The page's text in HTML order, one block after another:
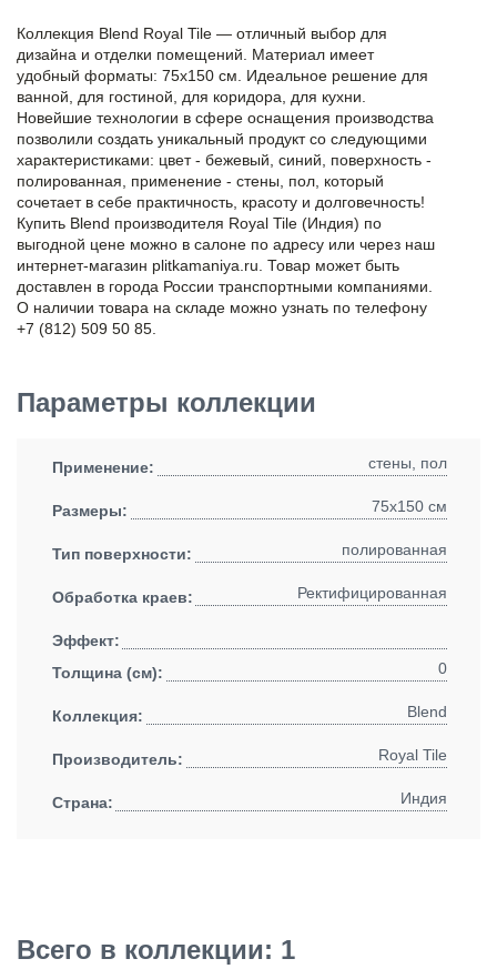
Коллекция Blend Royal Tile — отличный выбор для
дизайна и отделки помещений. Материал имеет
удобный форматы: 75x150 см. Идеальное решение для
ванной, для гостиной, для коридора, для кухни.
Новейшие технологии в сфере оснащения производства
позволили создать уникальный продукт со следующими
характеристиками: цвет - бежевый, синий, поверхность -
полированная, применение - стены, пол, который
сочетает в себе практичность, красоту и долговечность!
Купить Blend производителя Royal Tile (Индия) по
выгодной цене можно в салоне по адресу или через наш
интернет-магазин plitkamaniya.ru. Товар может быть
доставлен в города России транспортными компаниями.
О наличии товара на складе можно узнать по телефону
+7 (812) 509 50 85.
Параметры коллекции
Применение: стены, пол
Размеры: 75x150 см
Тип поверхности: полированная
Обработка краев: Ректифицированная
Эффект:
Толщина (см):
0
Коллекция: Blend
Производитель: Royal Tile
Страна: Индия
Всего в коллекции: 1